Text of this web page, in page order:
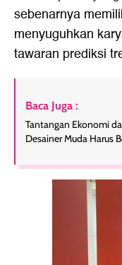
sebenarnya
menyuguhkan
tawaran prediksi
Baca Juga :
Tantangan Ekonomi
Desainer Muda Harus